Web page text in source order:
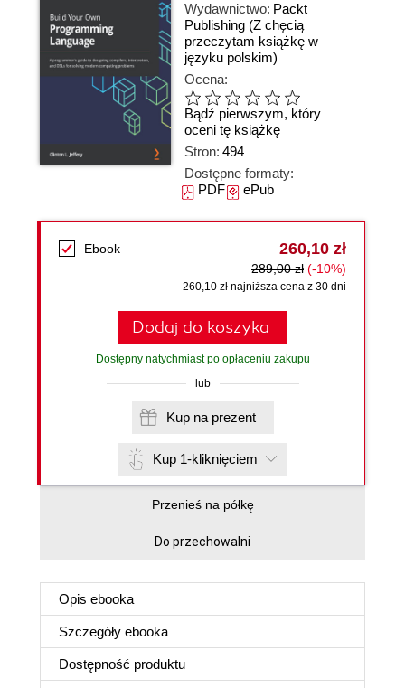
Wydawnictwo: Packt
Publishing (Z chęcią
przeczytam książkę w
języku polskim)
Ocena:
Bądź pierwszym, który
oceni tę książkę
Stron: 494
Dostępne formaty:
PDFePub
Ebook 260,10 zł
289,00 zł (-10%)
260,10 zł najniższa cena z 30 dni
Dodaj do koszyka
Dostępny natychmiast po opłaceniu zakupu
lub
Kup na prezent
Kup 1-kliknięciem
Przenieś na półkę
Do przechowalni
Opis ebooka
Szczegóły ebooka
Dostępność produktu